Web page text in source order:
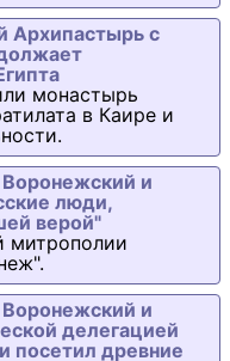
Архипастырь с
монастырь
в Каире и
и
люди,
верой"
митрополии
и
делегацией
посетил древние